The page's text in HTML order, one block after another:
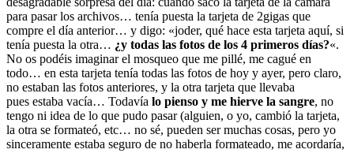
para pasar los archivos… tenía puesta la tarjeta de 2gigas que
compre el día anterior… y digo: «joder, qué hace esta tarjeta aquí, si
tenía puesta la otra… ¿y todas las fotos de los 4 primeros días?«.
No os podéis imaginar el mosqueo que me pillé, me cagué en
todo… en esta tarjeta tenía todas las fotos de hoy y ayer, pero claro,
no estaban las fotos anteriores, y la otra tarjeta que llevaba
pues estaba vacía… Todavía lo pienso y me hierve la sangre, no
tengo ni idea de lo que pudo pasar (alguien, o yo, cambió la tarjeta,
la otra se formateó, etc… no sé, pueden ser muchas cosas, pero yo
sinceramente estaba seguro de no haberla formateado, me acordaría,